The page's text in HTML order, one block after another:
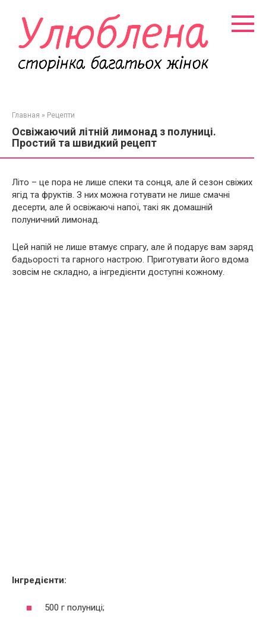
контенту
Главная » Рецепти
Освіжаючий літній лимонад з полуниці.
Простий та швидкий рецепт
Літо – це пора не лише спеки та сонця, але й сезон свіжих
ягід та фруктів. З них можна готувати не лише смачні
десерти, але й освіжаючі напої, такі як домашній
полуничний лимонад.
Цей напій не лише втамує спрагу, але й подарує вам заряд
бадьорості та гарного настрою. Приготувати його вдома
зовсім не складно, а інгредієнти доступні кожному.
Інгредієнти:
500 г полуниці;